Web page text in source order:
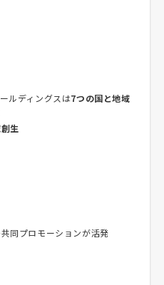
ルディングスは7つの国と地域
生
同プロモーションが活発